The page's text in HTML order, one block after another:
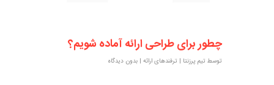
چطور برای طراحی ارائه آماده شویم؟
توسط تیم پرزنتا | ترفندهای ارائه |بدون دیدگاه